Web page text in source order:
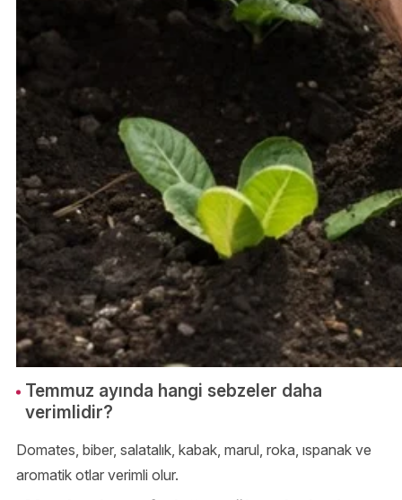
Temmuz ayında hangi sebzeler daha
verimlidir?
Domates, biber, salatalık, kabak, marul, roka, ıspanak ve
aromatik otlar verimli olur.